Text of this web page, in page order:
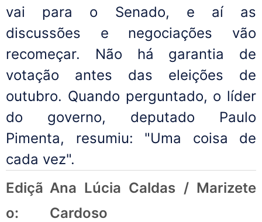
vai para o Senado, e aí as
discussões e negociações vão
recomeçar. Não há garantia de
votação antes das eleições de
outubro. Quando perguntado, o líder
do governo, deputado Paulo
Pimenta, resumiu: "Uma coisa de
cada vez".
Ediçã
o:
Ana Lúcia Caldas / Marizete
Cardoso